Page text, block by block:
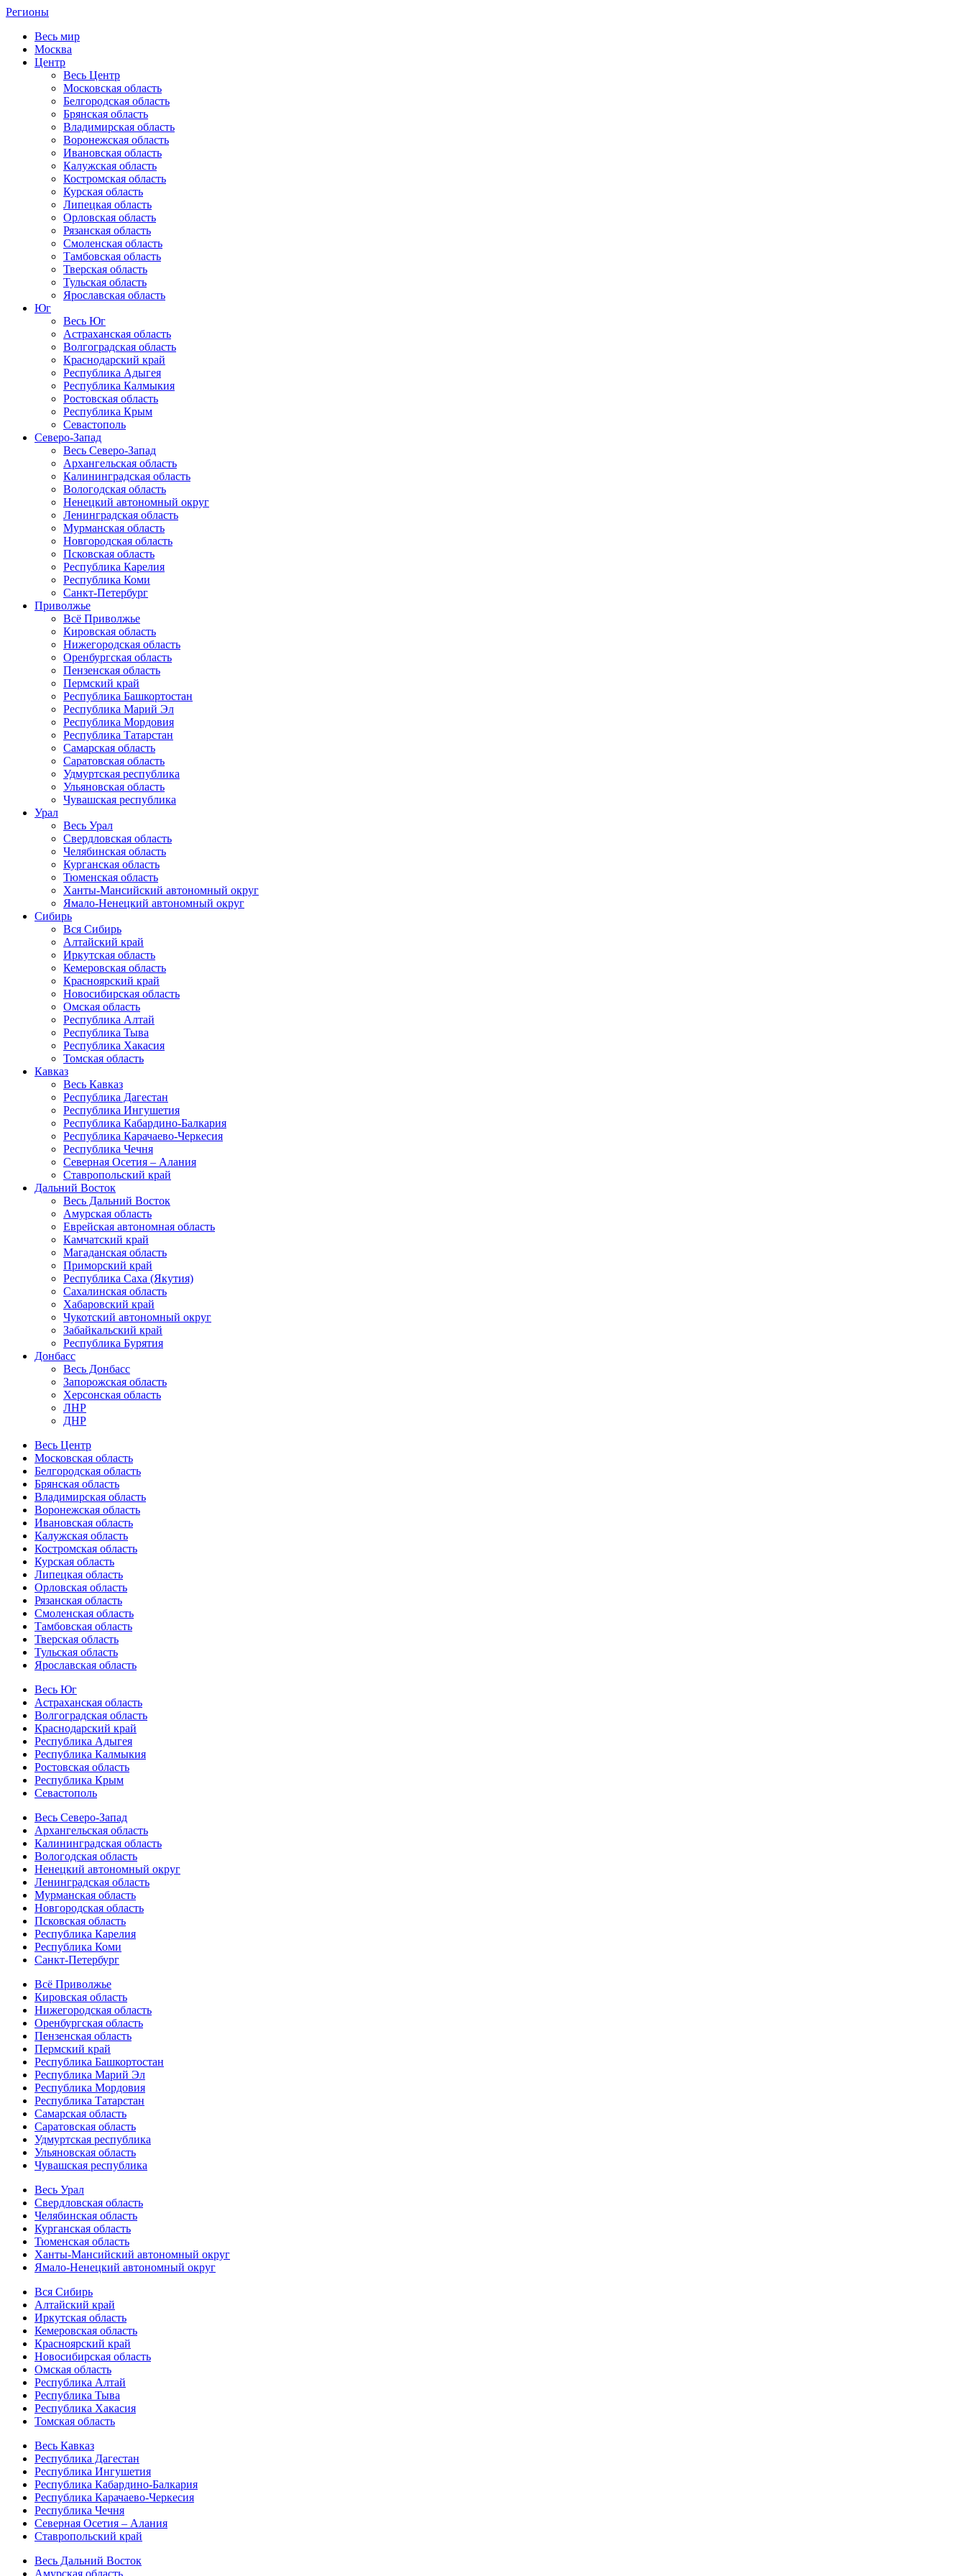
Регионы
Весь мир
Москва
Центр
Весь Центр
Московская область
Белгородская область
Брянская область
Владимирская область
Воронежская область
Ивановская область
Калужская область
Костромская область
Курская область
Липецкая область
Орловская область
Рязанская область
Смоленская область
Тамбовская область
Тверская область
Тульская область
Ярославская область
Юг
Весь Юг
Астраханская область
Волгоградская область
Краснодарский край
Республика Адыгея
Республика Калмыкия
Ростовская область
Республика Крым
Севастополь
Северо-Запад
Весь Северо-Запад
Архангельская область
Калининградская область
Вологодская область
Ненецкий автономный округ
Ленинградская область
Мурманская область
Новгородская область
Псковская область
Республика Карелия
Республика Коми
Санкт-Петербург
Приволжье
Всё Приволжье
Кировская область
Нижегородская область
Оренбургская область
Пензенская область
Пермский край
Республика Башкортостан
Республика Марий Эл
Республика Мордовия
Республика Татарстан
Самарская область
Саратовская область
Удмуртская республика
Ульяновская область
Чувашская республика
Урал
Весь Урал
Свердловская область
Челябинская область
Курганская область
Тюменская область
Ханты-Мансийский автономный округ
Ямало-Ненецкий автономный округ
Сибирь
Вся Сибирь
Алтайский край
Иркутская область
Кемеровская область
Красноярский край
Новосибирская область
Омская область
Республика Алтай
Республика Тыва
Республика Хакасия
Томская область
Кавказ
Весь Кавказ
Республика Дагестан
Республика Ингушетия
Республика Кабардино-Балкария
Республика Карачаево-Черкесия
Республика Чечня
Северная Осетия – Алания
Ставропольский край
Дальний Восток
Весь Дальний Восток
Амурская область
Еврейская автономная область
Камчатский край
Магаданская область
Приморский край
Республика Саха (Якутия)
Сахалинская область
Хабаровский край
Чукотский автономный округ
Забайкальский край
Республика Бурятия
Донбасс
Весь Донбасс
Запорожская область
Херсонская область
ЛНР
ДНР
Весь Центр
Московская область
Белгородская область
Брянская область
Владимирская область
Воронежская область
Ивановская область
Калужская область
Костромская область
Курская область
Липецкая область
Орловская область
Рязанская область
Смоленская область
Тамбовская область
Тверская область
Тульская область
Ярославская область
Весь Юг
Астраханская область
Волгоградская область
Краснодарский край
Республика Адыгея
Республика Калмыкия
Ростовская область
Республика Крым
Севастополь
Весь Северо-Запад
Архангельская область
Калининградская область
Вологодская область
Ненецкий автономный округ
Ленинградская область
Мурманская область
Новгородская область
Псковская область
Республика Карелия
Республика Коми
Санкт-Петербург
Всё Приволжье
Кировская область
Нижегородская область
Оренбургская область
Пензенская область
Пермский край
Республика Башкортостан
Республика Марий Эл
Республика Мордовия
Республика Татарстан
Самарская область
Саратовская область
Удмуртская республика
Ульяновская область
Чувашская республика
Весь Урал
Свердловская область
Челябинская область
Курганская область
Тюменская область
Ханты-Мансийский автономный округ
Ямало-Ненецкий автономный округ
Вся Сибирь
Алтайский край
Иркутская область
Кемеровская область
Красноярский край
Новосибирская область
Омская область
Республика Алтай
Республика Тыва
Республика Хакасия
Томская область
Весь Кавказ
Республика Дагестан
Республика Ингушетия
Республика Кабардино-Балкария
Республика Карачаево-Черкесия
Республика Чечня
Северная Осетия – Алания
Ставропольский край
Весь Дальний Восток
Амурская область